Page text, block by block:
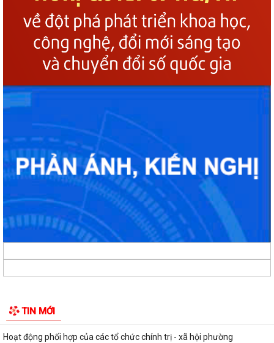
TIN MỚI
Chính phủ về phát triển khoa học,...
Phường Gia Viên dự Hội nghị trực tuyến triển khai thực hiện công tác
tuyển chọn và gọi công dân...
Phường Gia Viên tổ chức đồng loạt ra quân tổng dọn vệ sinh môi
Gương sáng lan tỏa tinh thần yêu nước: Thanh niên tự nguyện viết đơn
Phường Gia Viên tham dự Hội nghị trực tuyến phổ biến Luật Lưu trữ
năm 2024 và các văn bản quy định...
UBND phường Gia Viên tiếp và làm việc với Đoàn giám sát của Thường
trực HĐND phường về công tác...
Phường Gia Viên tổ chức Họp triển khai thực hiện chiến dịch làm giàu,
làm sạch cơ sở dữ...
Đảng ủy phường Gia Viên tổ chức tiếp sóng Hội nghị trực tuyến toàn
dân học vụ số - Quốc hội số:...
Hoạt động phối hợp của các tổ chức chính trị - xã hội phường